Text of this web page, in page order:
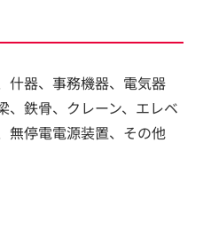
什器、事務機器、電気器
、鉄骨、クレーン、エレベ
無停電電源装置、その他